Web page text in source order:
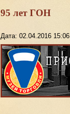
95 лет ГОН
Дата: 02.04.2016 15:06